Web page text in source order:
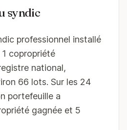
syndic
professionnel installé
1 copropriété
national,
66 lots. Sur les 24
portefeuille a
gagnée et 5